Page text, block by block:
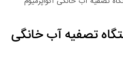
تصفیه آب خانگی